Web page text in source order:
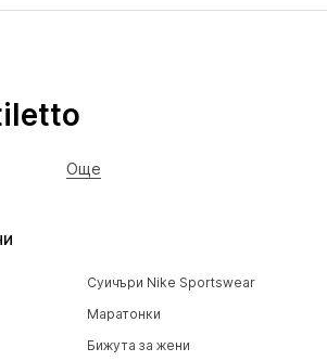
Суичъри Nike Sportswear
Маратонки
Бижута за жени
Още